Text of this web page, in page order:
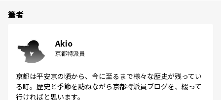
筆者
Akio
京都特派員
京都は平安京の頃から、今に至るまで様々な歴史が残ってい
る町。歴史と季節を訪ねながら京都特派員ブログを、綴って
行ければと思います。